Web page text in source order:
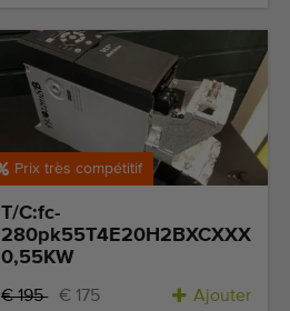
Prix très compétitif
T/C:fc-
0,55KW
€ 195 € 175 Ajouter